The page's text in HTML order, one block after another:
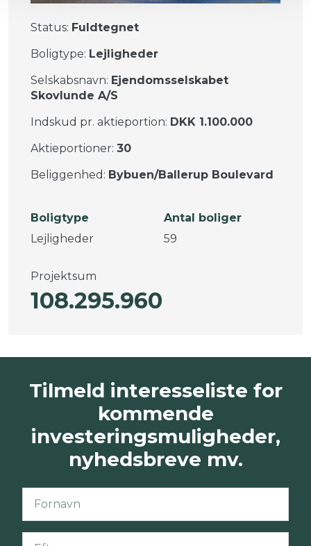
Status: Fuldtegnet
Boligtype: Lejligheder
Selskabsnavn: Ejendomsselskabet
Skovlunde A/S
Indskud pr. aktieportion: DKK 1.100.000
Aktieportioner: 30
Beliggenhed: Bybuen/Ballerup Boulevard
Boligtype
Lejligheder
Antal boliger
59
Projektsum
108.295.960
Tilmeld interesseliste for
kommende
investeringsmuligheder,
nyhedsbreve mv.